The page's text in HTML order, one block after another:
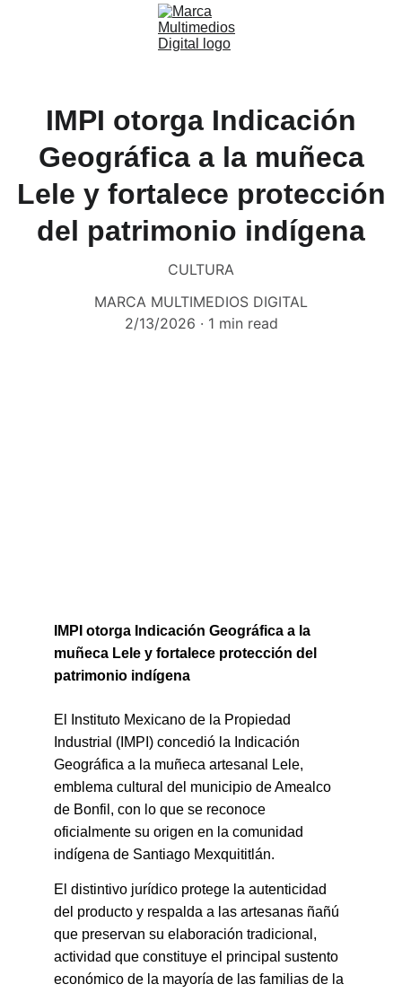
IMPI otorga Indicación
Geográfica a la muñeca
Lele y fortalece protección
del patrimonio indígena
CULTURA
MARCA MULTIMEDIOS DIGITAL
2/13/2026
1 min read
IMPI otorga Indicación Geográfica a la
muñeca Lele y fortalece protección del
patrimonio indígena
El Instituto Mexicano de la Propiedad
Industrial (IMPI) concedió la Indicación
Geográfica a la muñeca artesanal Lele,
emblema cultural del municipio de Amealco
de Bonfil, con lo que se reconoce
oficialmente su origen en la comunidad
indígena de Santiago Mexquititlán.
El distintivo jurídico protege la autenticidad
del producto y respalda a las artesanas ñañú
que preservan su elaboración tradicional,
actividad que constituye el principal sustento
económico de la mayoría de las familias de la